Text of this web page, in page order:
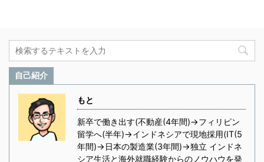
自己紹介
もと
新卒で働き出す(不動産(4年間)→フィリピン
留学へ(半年)→インドネシアで現地採用(IT(5
年間)→日本の製造業(3年間)→独立 インドネ
シア生活と海外就職経験からのノウハウを発